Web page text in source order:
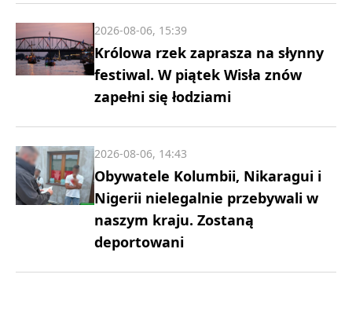
Królowa rzek zaprasza na słynny
festiwal. W piątek Wisła znów
zapełni się łodziami
2026-08-06, 15:39
Obywatele Kolumbii, Nikaragui i
Nigerii nielegalnie przebywali w
naszym kraju. Zostaną
deportowani
2026-08-06, 14:43